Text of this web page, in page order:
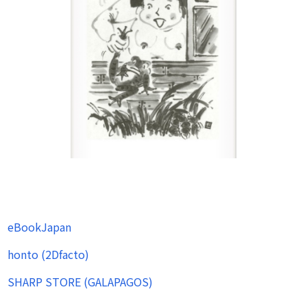
eBookJapan
honto (2Dfacto)
SHARP STORE (GALAPAGOS)